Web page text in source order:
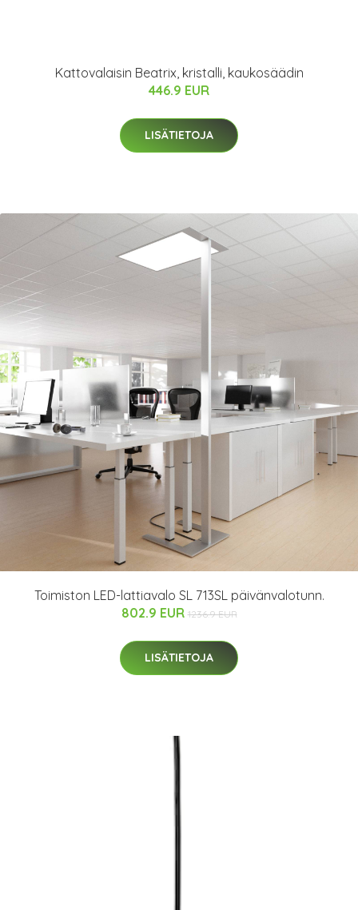
Kattovalaisin Beatrix, kristalli, kaukosäädin
446.9 EUR
LISÄTIETOJA
Toimiston LED-lattiavalo SL 713SL päivänvalotunn.
802.9 EUR 1236.9 EUR
LISÄTIETOJA